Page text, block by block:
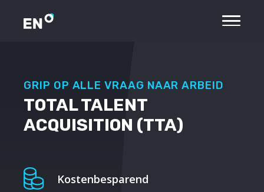
GRIP OP ALLE VRAAG NAAR ARBEID
TOTAL TALENT
ACQUISITION (TTA)
Kostenbesparend